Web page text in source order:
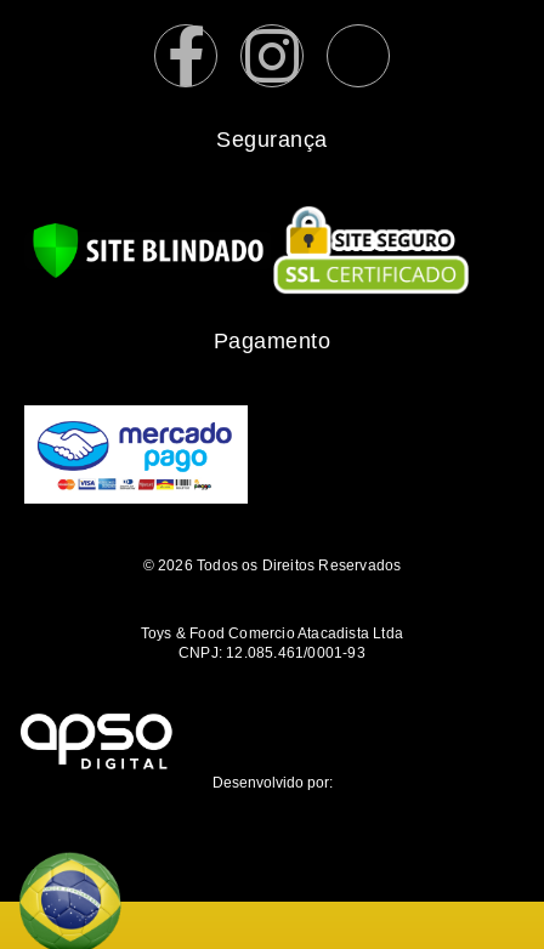
Segurança
Pagamento
© 2026 Todos os Direitos Reservados
Toys & Food Comercio Atacadista Ltda
CNPJ: 12.085.461/0001-93
Desenvolvido por: